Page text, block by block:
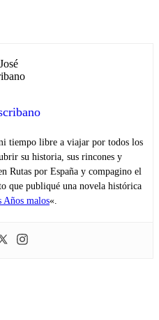
tiempo libre a viajar por todos los
su historia, sus rincones y
Rutas por España y compagino el
que publiqué una novela histórica
Años malos«.